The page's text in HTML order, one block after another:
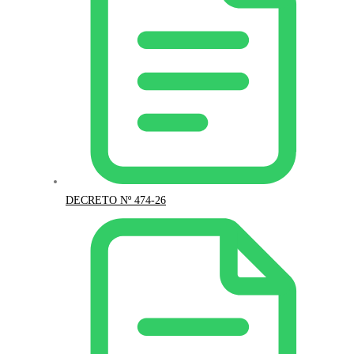
DECRETO Nº 474-26